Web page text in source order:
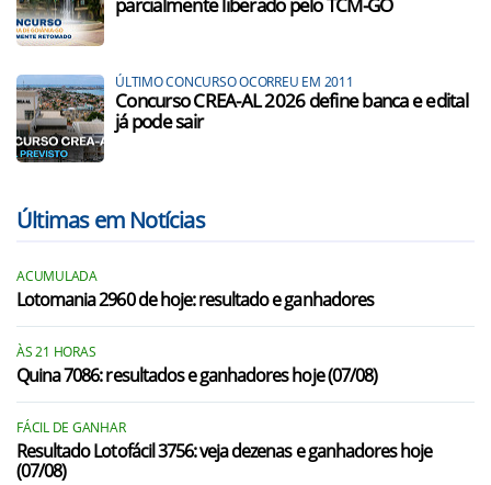
parcialmente liberado pelo TCM-GO
ÚLTIMO CONCURSO OCORREU EM 2011
Concurso CREA-AL 2026 define banca e edital
já pode sair
Últimas em Notícias
ACUMULADA
Lotomania 2960 de hoje: resultado e ganhadores
ÀS 21 HORAS
Quina 7086: resultados e ganhadores hoje (07/08)
FÁCIL DE GANHAR
Resultado Lotofácil 3756: veja dezenas e ganhadores hoje
(07/08)